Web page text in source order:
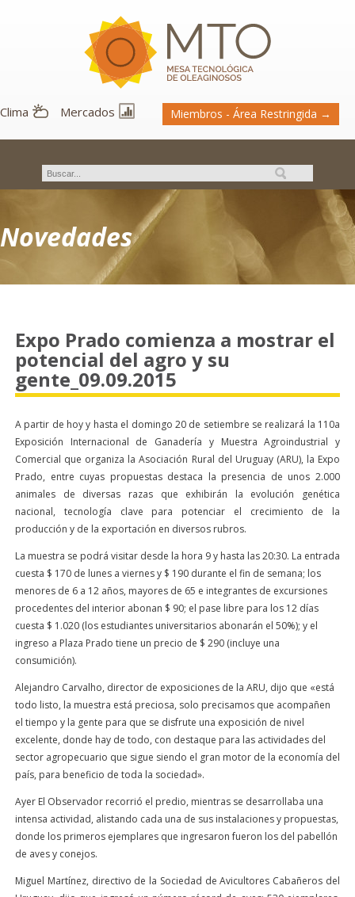
Clima Mercados Miembros - Área Restringida →
Novedades
Expo Prado comienza a mostrar el
potencial del agro y su
gente_09.09.2015
A partir de hoy y hasta el domingo 20 de setiembre se realizará la 110a
Exposición Internacional de Ganadería y Muestra Agroindustrial y
Comercial que organiza la Asociación Rural del Uruguay (ARU), la Expo
Prado, entre cuyas propuestas destaca la presencia de unos 2.000
animales de diversas razas que exhibirán la evolución genética
nacional, tecnología clave para potenciar el crecimiento de la
producción y de la exportación en diversos rubros.
La muestra se podrá visitar desde la hora 9 y hasta las 20:30. La entrada
cuesta $ 170 de lunes a viernes y $ 190 durante el fin de semana; los
menores de 6 a 12 años, mayores de 65 e integrantes de excursiones
procedentes del interior abonan $ 90; el pase libre para los 12 días
cuesta $ 1.020 (los estudiantes universitarios abonarán el 50%); y el
ingreso a Plaza Prado tiene un precio de $ 290 (incluye una
consumición).
Alejandro Carvalho, director de exposiciones de la ARU, dijo que «está
todo listo, la muestra está preciosa, solo precisamos que acompañen
el tiempo y la gente para que se disfrute una exposición de nivel
excelente, donde hay de todo, con destaque para las actividades del
sector agropecuario que sigue siendo el gran motor de la economía del
país, para beneficio de toda la sociedad».
Ayer El Observador recorrió el predio, mientras se desarrollaba una
intensa actividad, alistando cada una de sus instalaciones y propuestas,
donde los primeros ejemplares que ingresaron fueron los del pabellón
de aves y conejos.
Miguel Martínez, directivo de la Sociedad de Avicultores Cabañeros del